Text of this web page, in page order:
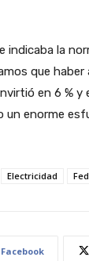
indicaba la
que haber
en 6 %
un enorme
Electricidad
Facebook